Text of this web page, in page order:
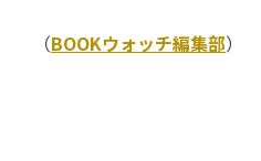
（BOOKウォッチ編集部）